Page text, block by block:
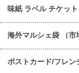
味紙 ラベル チケッ
海外マルシェ袋 （市
ポストカード/フレン